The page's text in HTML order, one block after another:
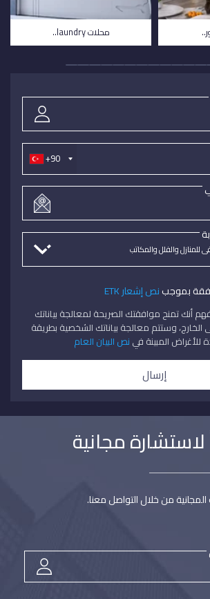
+90
بموجبنص إشعار ETK
أنك تمنح موافقتك الصريحة لمعالجة بياناتك
الخارج، وستتم معالجة بياناتك الشخصية بطريقة
للأغراض المبينة في نص البيان العام
إرسال
محلات laundry..
مجانية
من خلال التواصل معنا.